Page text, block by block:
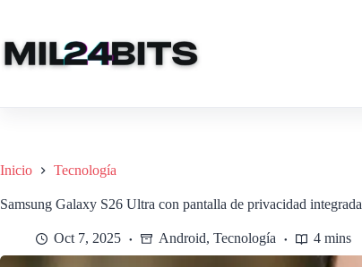
contenido
Inicio Tecnología
Samsung Galaxy S26 Ultra con pantalla de privacidad integrada
Oct 7, 2025 Android, Tecnología 4 mins